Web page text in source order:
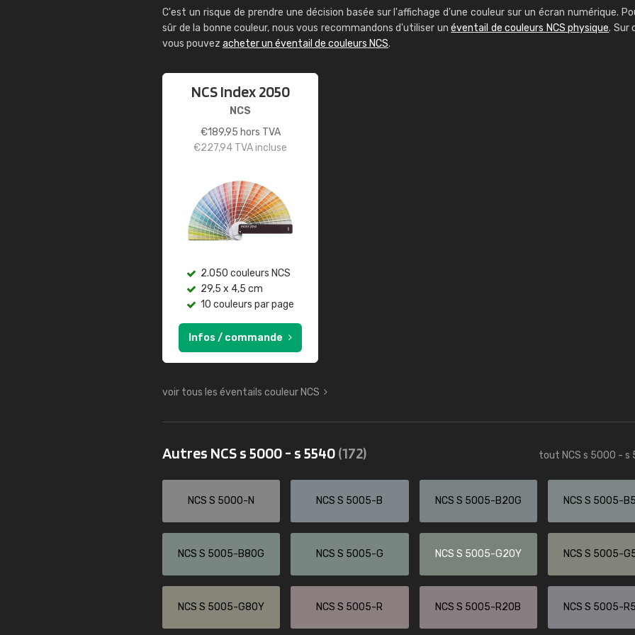
C'est un risque de prendre une décision basée sur l'affichage d'une couleur sur un écran numérique.
sûr de la bonne couleur, nous vous recommandons d'utiliser unéventail de couleurs NCS physique. Sur
vous pouvez acheter un éventail de couleurs NCS.
NCS Index 2050
NCS
€189,95 hors TVA
€227,94 TVA incluse
2.050 couleurs NCS
29,5 x 4,5 cm
10 couleurs par page
Infos / commande
voir tous les éventails couleur NCS
Autres NCS s 5000 - s 5540(172) tout NCS s 5000 - s
NCS S 5000-N NCS S 5005-B NCS S 5005-B20G NCS S 5005-
NCS S 5005-B80G NCS S 5005-G NCS S 5005-G20Y NCS S 5005-
NCS S 5005-G80Y NCS S 5005-R NCS S 5005-R20B NCS S 5005-